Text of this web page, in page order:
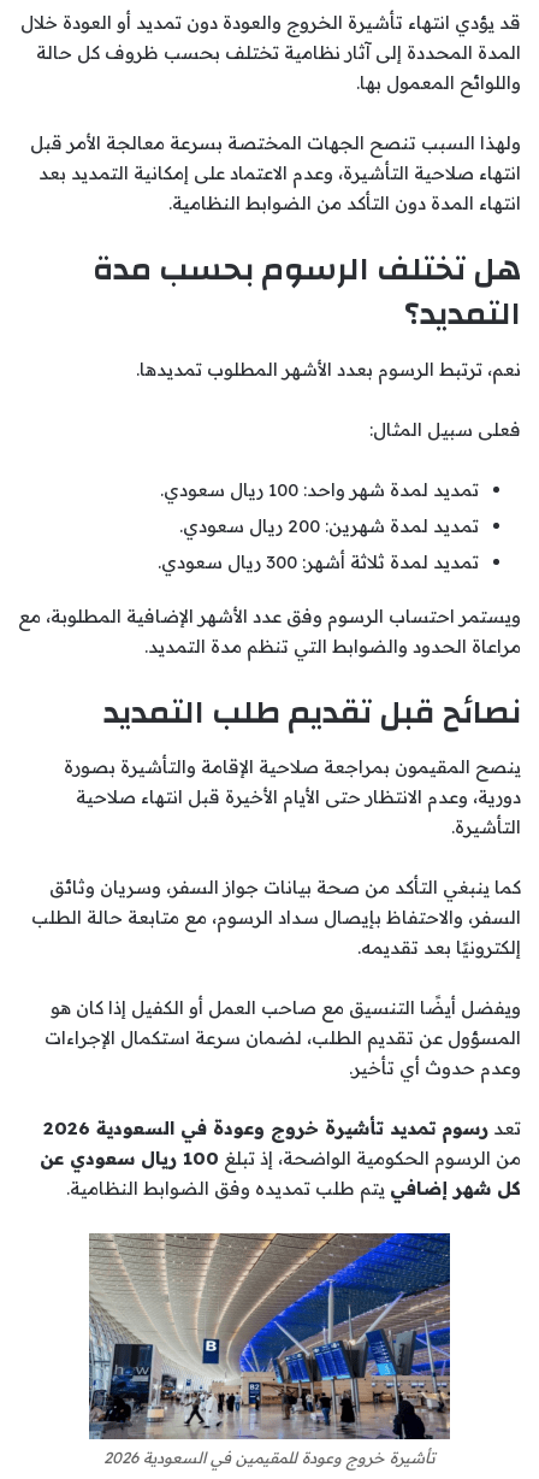
قد يؤدي انتهاء تأشيرة الخروج والعودة دون تمديد أو العودة خلال
المدة المحددة إلى آثار نظامية تختلف بحسب ظروف كل حالة
واللوائح المعمول بها.
ولهذا السبب تنصح الجهات المختصة بسرعة معالجة الأمر قبل
انتهاء صلاحية التأشيرة، وعدم الاعتماد على إمكانية التمديد بعد
انتهاء المدة دون التأكد من الضوابط النظامية.
هل تختلف الرسوم بحسب مدة
التمديد؟
نعم، ترتبط الرسوم بعدد الأشهر المطلوب تمديدها.
فعلى سبيل المثال:
تمديد لمدة شهر واحد: 100 ريال سعودي.
تمديد لمدة شهرين: 200 ريال سعودي.
تمديد لمدة ثلاثة أشهر: 300 ريال سعودي.
ويستمر احتساب الرسوم وفق عدد الأشهر الإضافية المطلوبة، مع
مراعاة الحدود والضوابط التي تنظم مدة التمديد.
نصائح قبل تقديم طلب التمديد
ينصح المقيمون بمراجعة صلاحية الإقامة والتأشيرة بصورة
دورية، وعدم الانتظار حتى الأيام الأخيرة قبل انتهاء صلاحية
التأشيرة.
كما ينبغي التأكد من صحة بيانات جواز السفر، وسريان وثائق
السفر، والاحتفاظ بإيصال سداد الرسوم، مع متابعة حالة الطلب
إلكترونيًا بعد تقديمه.
ويفضل أيضًا التنسيق مع صاحب العمل أو الكفيل إذا كان هو
المسؤول عن تقديم الطلب، لضمان سرعة استكمال الإجراءات
وعدم حدوث أي تأخير.
تعد رسوم تمديد تأشيرة خروج وعودة في السعودية 2026
من الرسوم الحكومية الواضحة، إذ تبلغ
100 ريال سعودي عن
كل شهر إضافي يتم طلب تمديده وفق الضوابط النظامية.
تأشيرة خروج وعودة للمقيمين في السعودية 2026